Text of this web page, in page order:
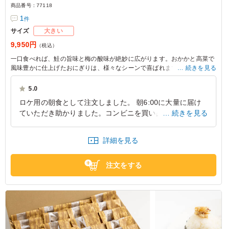
商品番号： 77118
1件
サイズ 大きい
9,950円 （税込）
一口食べれば、鮭の旨味と梅の酸味が絶妙に広がります。おかかと高菜で
風味豊かに仕上げたおにぎりは、様々なシーンで喜ばれます。板五米店-
旅とお結び-のおにぎりBOXは、イベントやロケのお供に最適です。
続きを見る
5.0
ロケ用の朝食として注文しました。 朝6:00に大量に届け
ていただき助かりました。コンビニを買い占めても足りな
小さめですが、忙しく動きながら食べるスタッフにはちょ
うどよく、ありがたかったです。スタンダードな味の組み
合わせで、ロケにはピッタリです。
神奈川県横浜市中区元町2026/01/14
続きを見る
詳細を見る
注文をする